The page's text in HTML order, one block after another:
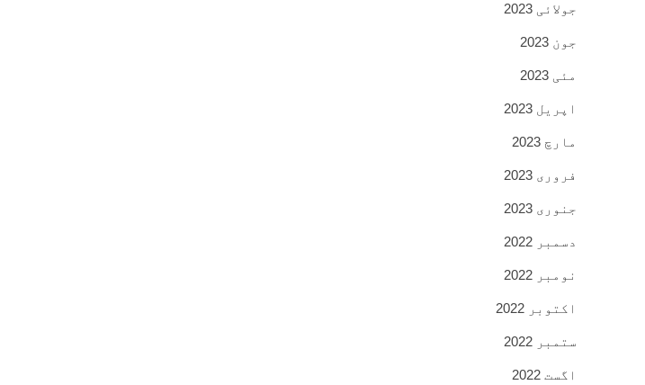
جولائی 2023
جون 2023
مئی 2023
اپریل 2023
مارچ 2023
فروری 2023
جنوری 2023
دسمبر 2022
نومبر 2022
اکتوبر 2022
ستمبر 2022
اگست 2022